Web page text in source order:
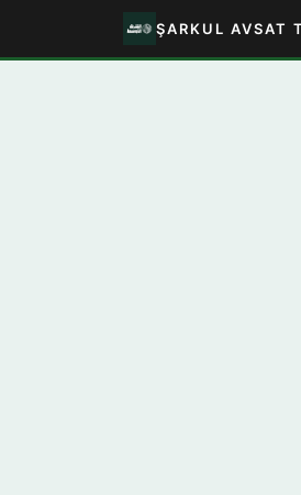
ŞARKUL AVSAT